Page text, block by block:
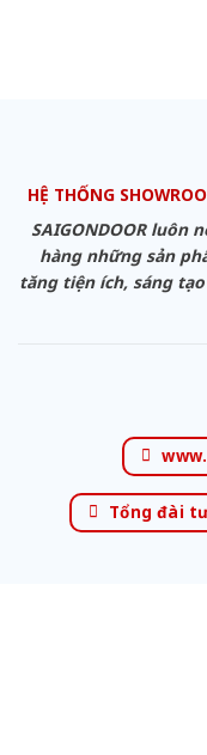
HỆ THỐNG
SAIGONDOOR luôn
hàng những sản
tăng tiện ích, sáng
Tổng đài